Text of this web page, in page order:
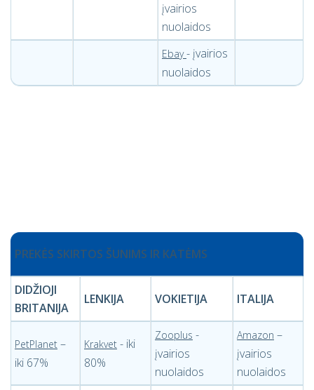
įvairios
nuolaidos
Ebay - įvairios
nuolaidos
PREKĖS SKIRTOS ŠUNIMS IR KATĖMS
DIDŽIOJI
BRITANIJA
LENKIJA VOKIETIJA ITALIJA
PetPlanet –
iki 67%
Krakvet - iki
80%
Zooplus -
įvairios
nuolaidos
Amazon –
įvairios
nuolaidos